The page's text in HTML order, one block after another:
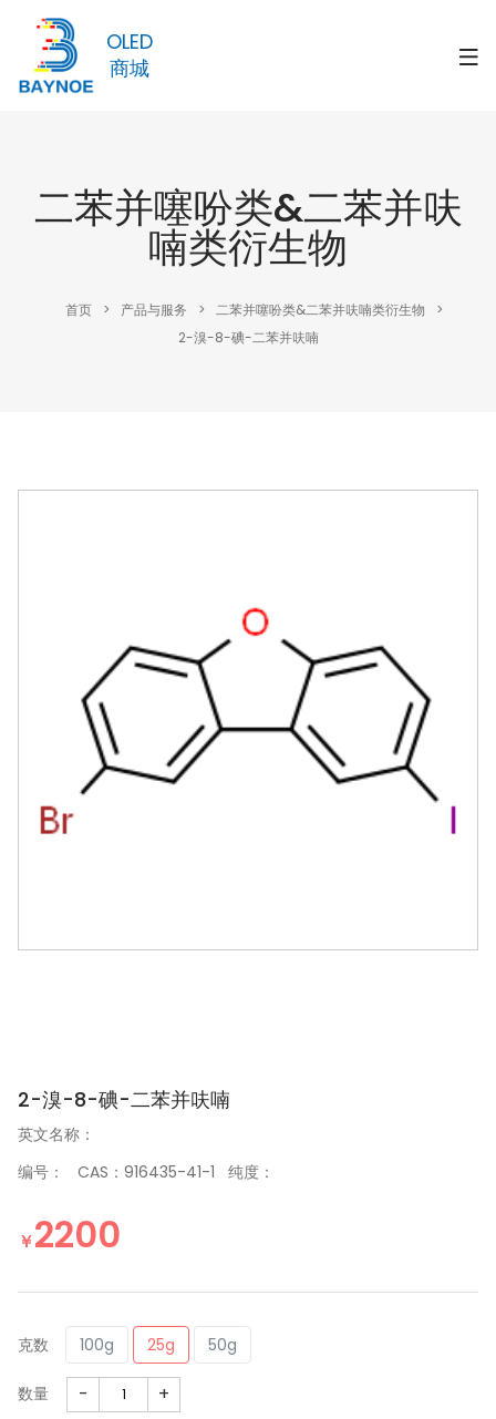
OLED
商城
二苯并噻吩类&二苯并呋
喃类衍生物
首页 > 产品与服务 > 二苯并噻吩类&二苯并呋喃类衍生物
>
2-溴-8-碘-二苯并呋喃
2-溴-8-碘-二苯并呋喃
英文名称：
编号： CAS：916435-41-1 纯度：
￥2200
克数 100g 25g 50g
数量 - +